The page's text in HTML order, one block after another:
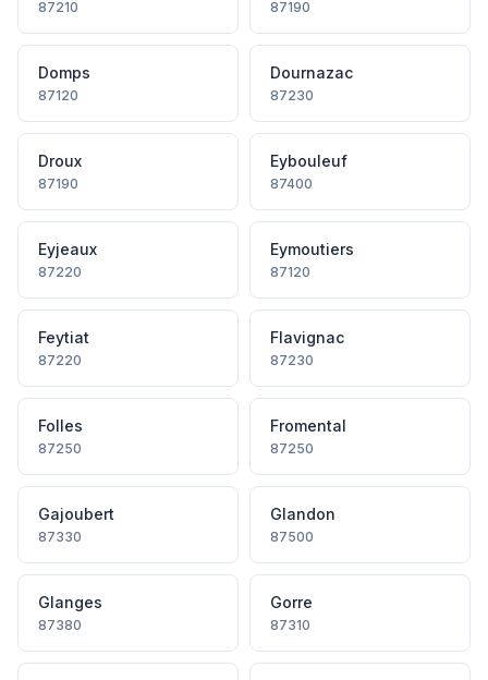
87210 87190
Domps
87120
Dournazac
87230
Droux
87190
Eybouleuf
87400
Eyjeaux
87220
Eymoutiers
87120
Feytiat
87220
Flavignac
87230
Folles
87250
Fromental
87250
Gajoubert
87330
Glandon
87500
Glanges
87380
Gorre
87310